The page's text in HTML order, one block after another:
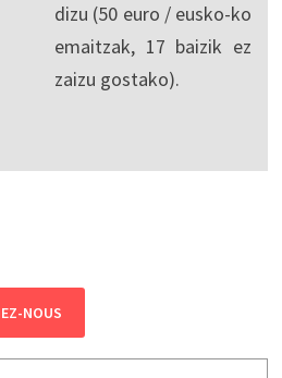
dizu (50 euro / eusko-ko
emaitzak, 17 baizik ez
zaizu gostako).
NOUS